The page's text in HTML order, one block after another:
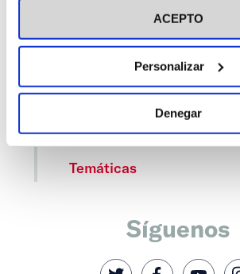
ACEPTO
Personalizar
Denegar
Categorías
Cedinfor
Fiesta de la Resurrección
Secretariados
Temáticas
Síguenos